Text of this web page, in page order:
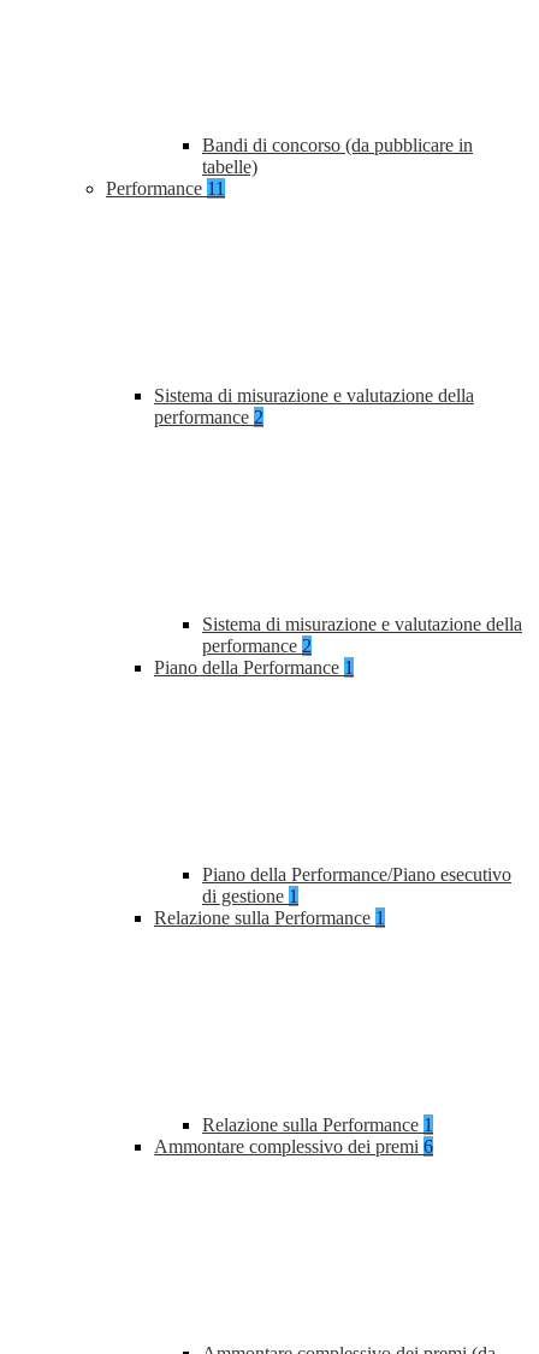
Bandi di concorso (da pubblicare in
tabelle)
Performance 11
Sistema di misurazione e valutazione della
performance 2
Sistema di misurazione e valutazione della
performance 2
Piano della Performance 1
Piano della Performance/Piano esecutivo
di gestione 1
Relazione sulla Performance 1
Relazione sulla Performance 1
Ammontare complessivo dei premi 6